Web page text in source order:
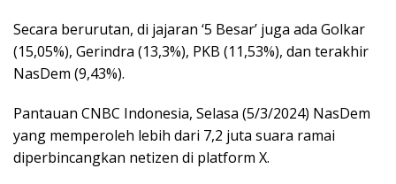
Secara berurutan, di jajaran ‘5 Besar’ juga ada Golkar
(15,05%), Gerindra (13,3%), PKB (11,53%), dan terakhir
NasDem (9,43%).
Pantauan CNBC Indonesia, Selasa (5/3/2024) NasDem
yang memperoleh lebih dari 7,2 juta suara ramai
diperbincangkan netizen di platform X.